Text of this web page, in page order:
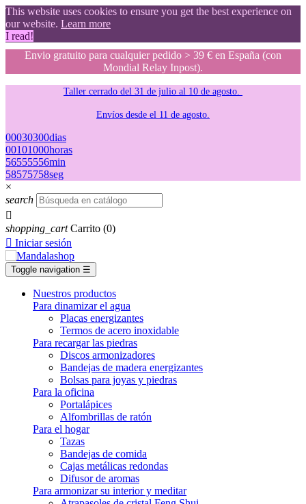
This website uses cookies to ensure you get the best experience on
our website. Learn more
I read!
Envio gratuito para cualquier pedido > 39 € en España (con
Mondial Relay Inpost).
Taller cerrado del 31 de julio al 10 de agosto.
Envíos desde el 11 de agosto.
00030300dias
00101000horas
56555556min
57565657seg
×
search

shopping_cart Carrito (0)
 Iniciar sesión
Toggle navigation ☰
Nuestros productos
Para dinamizar el agua
Placas energizantes
Termos de acero inoxidable
Para recargar las piedras
Discos armonizadores
Bandejas de madera energizantes
Bolsas para joyas y piedras
Para la oficina
Portalápices
Alfombrillas de ratón
Para el hogar
Tazas
Bandejas de comida
Cajas metálicas redondas
Difusor de aromas
Para armonizar su interior y meditar